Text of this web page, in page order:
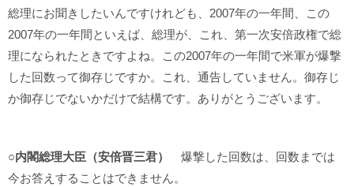
総理にお聞きしたいんですけれども、2007年の一年間、この
2007年の一年間といえば、総理が、これ、第一次安倍政権で総
理になられたときですよね。この2007年の一年間で米軍が爆撃
した回数って御存じですか。これ、通告していません。御存じ
か御存じでないかだけで結構です。ありがとうございます。
○内閣総理大臣（安倍晋三君）
爆撃した回数は、回数までは
今お答えすることはできません。